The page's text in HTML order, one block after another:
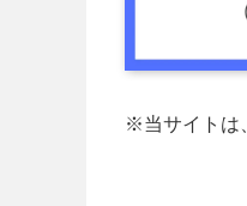
※当サイトは